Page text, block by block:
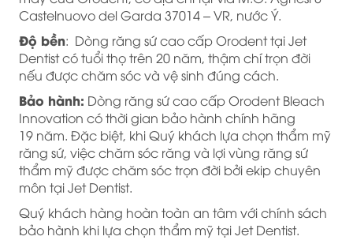
Castelnuovo del Garda 37014 – VR, nước Ý.
Độ bền: Dòng răng sứ cao cấp Orodent tại Jet
Dentist có tuổi thọ trên 20 năm, thậm chí trọn đời
nếu được chăm sóc và vệ sinh đúng cách.
Bảo hành: Dòng răng sứ cao cấp Orodent Bleach
Innovation có thời gian bảo hành chính hãng
19 năm. Đặc biệt, khi Quý khách lựa chọn thẩm mỹ
răng sứ, việc chăm sóc răng và lợi vùng răng sứ
thẩm mỹ được chăm sóc trọn đời bởi ekip chuyên
môn tại Jet Dentist.
Quý khách hàng hoàn toàn an tâm với chính sách
bảo hành khi lựa chọn thẩm mỹ tại Jet Dentist.